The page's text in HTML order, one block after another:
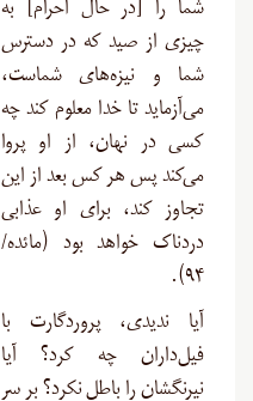
شما را [در حال احرام] به
چیزی از صید که در دسترس
شما و نیزه‌های شماست،
می‌آزماید تا خدا معلوم کند چه
کسی در نهان، از او پروا
می‌کند پس هر کس بعد از این
تجاوز کند، برای او عذابی
دردناک خواهد بود (مائده/
۹۴).
آیا ندیدى، پروردگارت با
فیل‌داران چه کرد؟ آیا
نیرنگشان را باطل نکرد؟ بر سر